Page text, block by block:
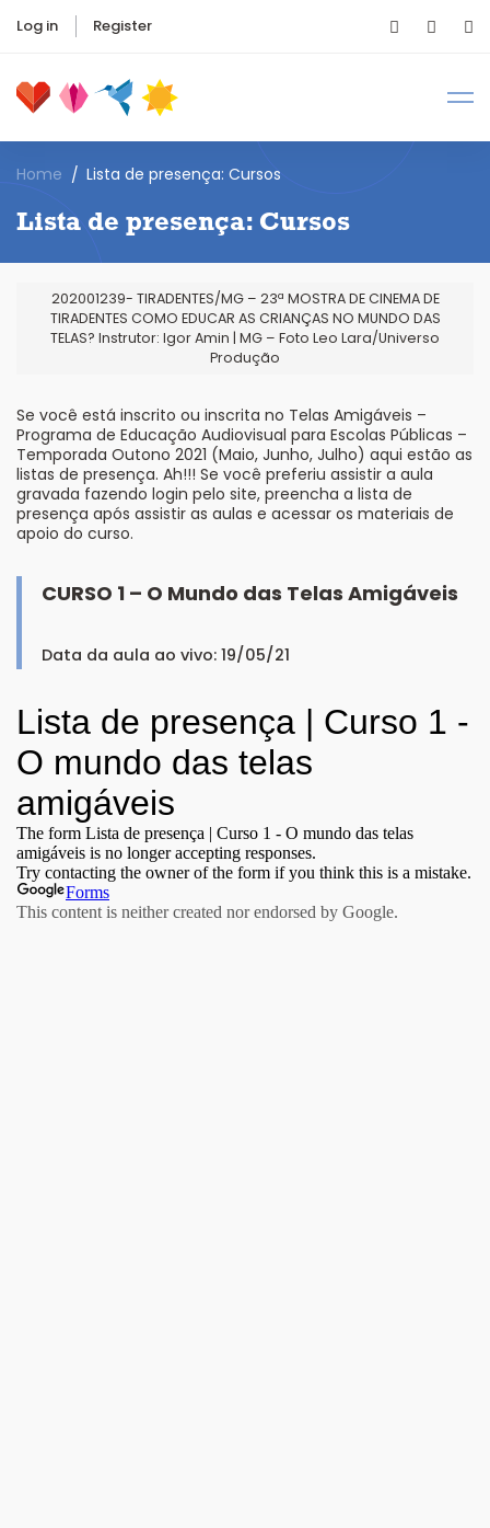
Log in Register
Home Lista de presença: Cursos
Lista de presença: Cursos
202001239- TIRADENTES/MG – 23ª MOSTRA DE CINEMA DE
TIRADENTES COMO EDUCAR AS CRIANÇAS NO MUNDO DAS
TELAS? Instrutor: Igor Amin | MG – Foto Leo Lara/Universo
Produção
Se você está inscrito ou inscrita no Telas Amigáveis –
Programa de Educação Audiovisual para Escolas Públicas –
Temporada Outono 2021 (Maio, Junho, Julho) aqui estão as
listas de presença. Ah!!! Se você preferiu assistir a aula
gravada fazendo login pelo site, preencha a lista de
presença após assistir as aulas e acessar os materiais de
apoio do curso.
CURSO 1 – O Mundo das Telas Amigáveis
Data da aula ao vivo: 19/05/21